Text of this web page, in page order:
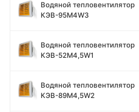
Водяной тепловентилятор
КЭВ-95M4W3
Водяной тепловентилятор
КЭВ-52M4,5W1
Водяной тепловентилятор
КЭВ-89M4,5W2